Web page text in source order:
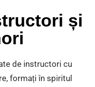
și
de instructori cu
formați în spiritul